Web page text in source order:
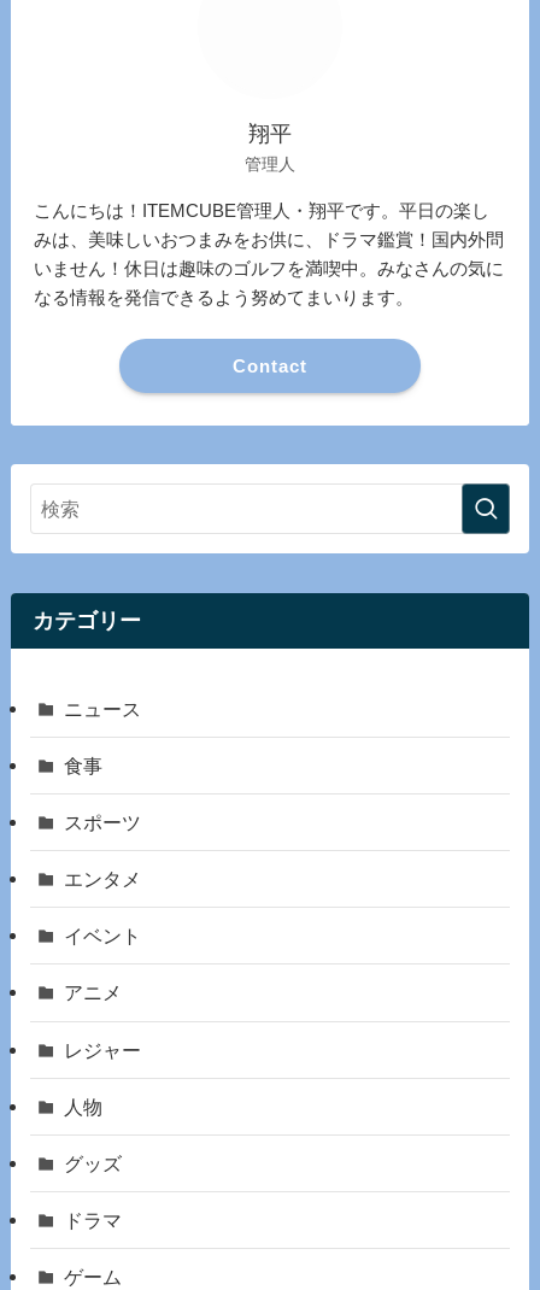
翔平
管理人
こんにちは！ITEMCUBE管理人・翔平です。平日の楽し
みは、美味しいおつまみをお供に、ドラマ鑑賞！国内外問
いません！休日は趣味のゴルフを満喫中。みなさんの気に
なる情報を発信できるよう努めてまいります。
Contact
カテゴリー
ニュース
食事
スポーツ
エンタメ
イベント
アニメ
レジャー
人物
グッズ
ドラマ
ゲーム